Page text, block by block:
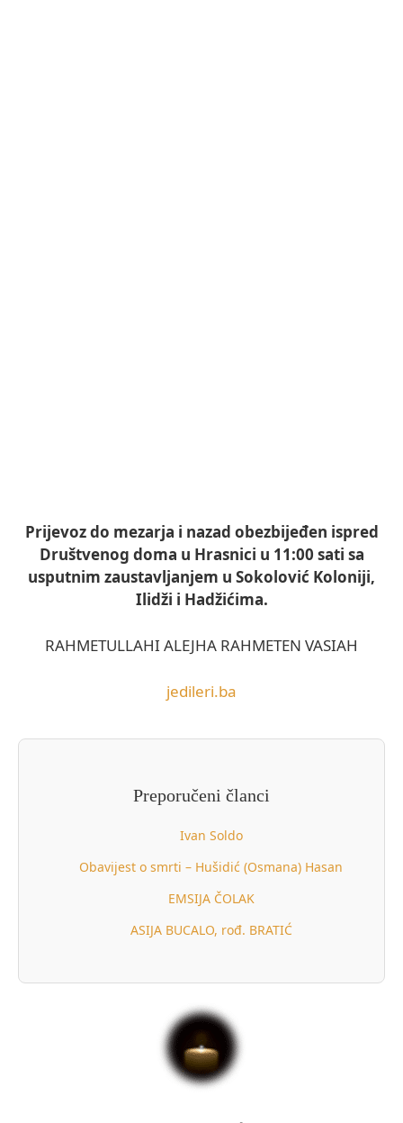
Prijevoz do mezarja i nazad obezbijeđen ispred
Društvenog doma u Hrasnici u 11:00 sati sa
usputnim zaustavljanjem u Sokolović Koloniji,
Ilidži i Hadžićima.
RAHMETULLAHI ALEJHA RAHMETEN VASIAH
jedileri.ba
Preporučeni članci
Ivan Soldo
Obavijest o smrti – Hušidić (Osmana) Hasan
EMSIJA ČOLAK
ASIJA BUCALO, rođ. BRATIĆ